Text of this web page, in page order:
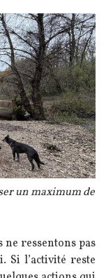
un maximum de
ressentons pas
Si l’activité reste